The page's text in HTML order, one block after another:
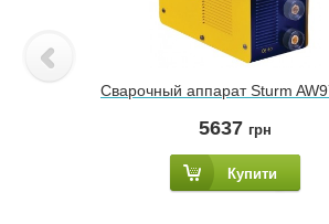
Сварочный аппарат Sturm
5637 грн
Купити